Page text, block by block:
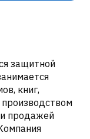
защитной
книг,
продажей